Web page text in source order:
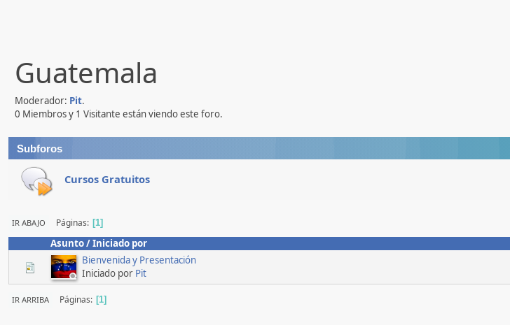
Guatemala
Moderador: Pit.
0 Miembros y 1 Visitante están viendo este foro.
Subforos
Cursos Gratuitos
IR ABAJO Páginas 1
Asunto/Iniciado por
Bienvenida y Presentación
Iniciado por Pit
IR ARRIBA Páginas 1